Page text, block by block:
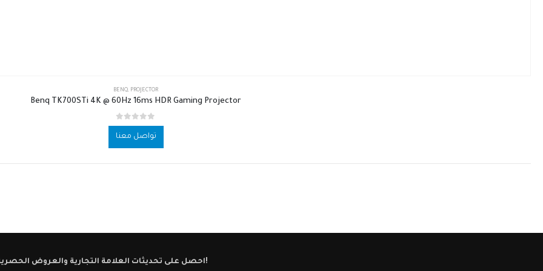
BENQ, PROJECTOR
Benq TK700STi 4K @ 60Hz 16ms HDR Gaming Projector
0
out of 5
تواصل معنا
احصل على تحديثات العلامة التجارية والعروض الحصرية!